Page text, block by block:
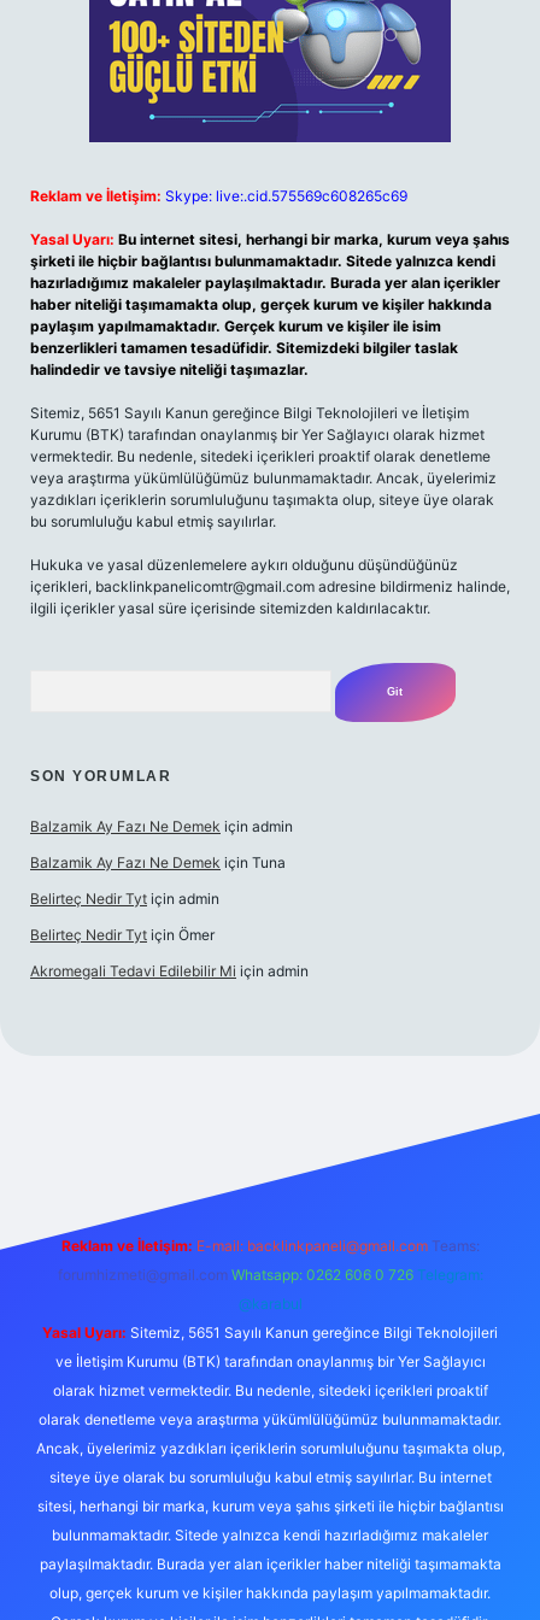
Reklam ve İletişim: Skype: live:.cid.575569c608265c69
Yasal Uyarı: Bu internet sitesi, herhangi bir marka, kurum veya şahıs
şirketi ile hiçbir bağlantısı bulunmamaktadır. Sitede yalnızca kendi
hazırladığımız makaleler paylaşılmaktadır. Burada yer alan içerikler
haber niteliği taşımamakta olup, gerçek kurum ve kişiler hakkında
paylaşım yapılmamaktadır. Gerçek kurum ve kişiler ile isim
benzerlikleri tamamen tesadüfidir. Sitemizdeki bilgiler taslak
halindedir ve tavsiye niteliği taşımazlar.
Sitemiz, 5651 Sayılı Kanun gereğince Bilgi Teknolojileri ve İletişim
Kurumu (BTK) tarafından onaylanmış bir Yer Sağlayıcı olarak hizmet
vermektedir. Bu nedenle, sitedeki içerikleri proaktif olarak denetleme
veya araştırma yükümlülüğümüz bulunmamaktadır. Ancak, üyelerimiz
yazdıkları içeriklerin sorumluluğunu taşımakta olup, siteye üye olarak
bu sorumluluğu kabul etmiş sayılırlar.
Hukuka ve yasal düzenlemelere aykırı olduğunu düşündüğünüz
içerikleri, backlinkpanelicomtr@gmail.com adresine bildirmeniz halinde,
ilgili içerikler yasal süre içerisinde sitemizden kaldırılacaktır.
SON YORUMLAR
Balzamik Ay Fazı Ne Demek için admin
Balzamik Ay Fazı Ne Demek için Tuna
Belirteç Nedir Tyt için admin
Belirteç Nedir Tyt için Ömer
Akromegali Tedavi Edilebilir Mi için admin
Reklam ve İletişim: E-mail: backlinkpaneli@gmail.com Teams:
forumhizmeti@gmail.com Whatsapp: 0262 606 0 726 Telegram:
@karabul
Yasal Uyarı: Sitemiz, 5651 Sayılı Kanun gereğince Bilgi Teknolojileri
ve İletişim Kurumu (BTK) tarafından onaylanmış bir Yer Sağlayıcı
olarak hizmet vermektedir. Bu nedenle, sitedeki içerikleri proaktif
olarak denetleme veya araştırma yükümlülüğümüz bulunmamaktadır.
Ancak, üyelerimiz yazdıkları içeriklerin sorumluluğunu taşımakta olup,
siteye üye olarak bu sorumluluğu kabul etmiş sayılırlar. Bu internet
sitesi, herhangi bir marka, kurum veya şahıs şirketi ile hiçbir bağlantısı
bulunmamaktadır. Sitede yalnızca kendi hazırladığımız makaleler
paylaşılmaktadır. Burada yer alan içerikler haber niteliği taşımamakta
olup, gerçek kurum ve kişiler hakkında paylaşım yapılmamaktadır.